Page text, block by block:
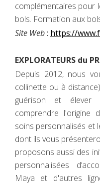
complémentaires pour
bols. Formation aux
Site Web: https://
EXPLORATEURS du
Depuis 2012, nous
collinette ou à
guérison et élever
comprendre l'origine
soins personnalisés et
dont ils vous
proposons aussi des
personnalisées
Maya et d'autres